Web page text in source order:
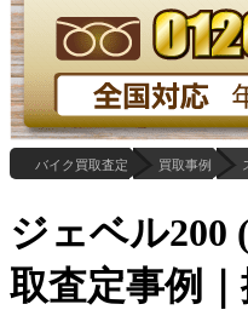
バイク買取査定 買取事例
ジェベル200
取査定事例